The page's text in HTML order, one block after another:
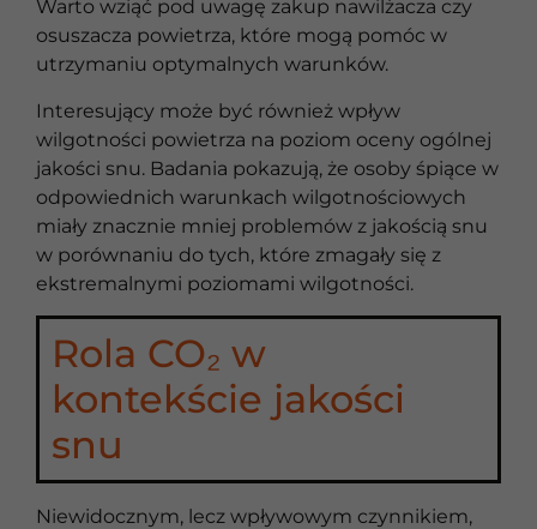
Warto wziąć pod uwagę zakup nawilżacza czy
osuszacza powietrza, które mogą pomóc w
utrzymaniu optymalnych warunków.
Interesujący może być również wpływ
wilgotności powietrza na poziom oceny ogólnej
jakości snu. Badania pokazują, że osoby śpiące w
odpowiednich warunkach wilgotnościowych
miały znacznie mniej problemów z jakością snu
w porównaniu do tych, które zmagały się z
ekstremalnymi poziomami wilgotności.
Rola CO₂ w
kontekście jakości
snu
Niewidocznym, lecz wpływowym czynnikiem,